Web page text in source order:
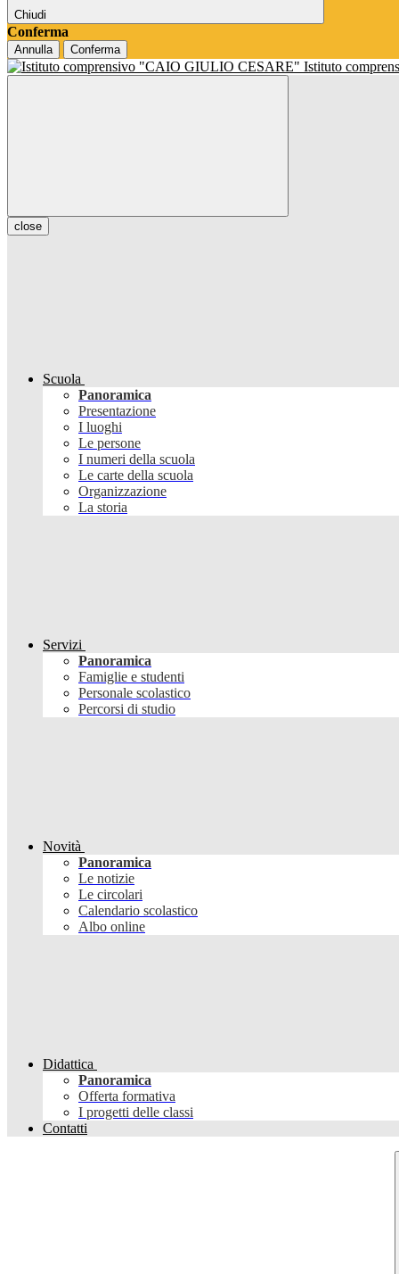
Chiudi
Conferma
Annulla Conferma
Istituto
close
Scuola
Panoramica
Presentazione
I luoghi
Le persone
I numeri della scuola
Le carte della scuola
Organizzazione
La storia
Servizi
Panoramica
Famiglie e studenti
Personale scolastico
Percorsi di studio
Novità
Panoramica
Le notizie
Le circolari
Calendario scolastico
Albo online
Didattica
Panoramica
Offerta formativa
I progetti delle classi
Contatti